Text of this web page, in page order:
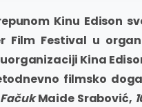
Kinu Edison
Film Festival u
Kina
filmsko
FačukMaide Srabović,